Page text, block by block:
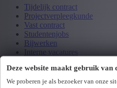
Deze website maakt gebruik van
We proberen je als bezoeker van onze
Tijdelijk contract
Projectverpleegkunde
Vast contract
Studentenjobs
Bijwerken
Interne vacatures
Ik zoek werk